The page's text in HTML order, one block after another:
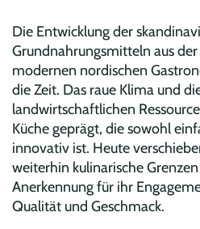
Die Entwicklung der
Grundnahrungsmitteln aus
modernen nordischen
die Zeit. Das raue Klima und
landwirtschaftlichen
Küche geprägt, die sowohl
innovativ ist. Heute
weiterhin kulinarische
Anerkennung für ihr
Qualität und Geschmack.